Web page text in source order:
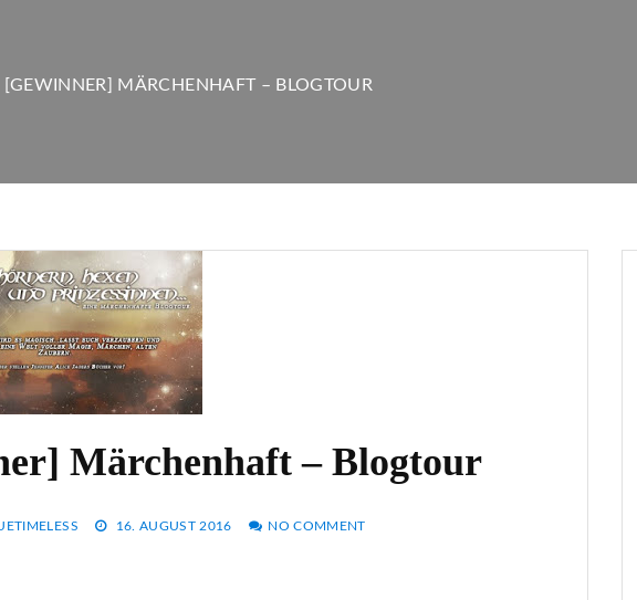
[GEWINNER] MÄRCHENHAFT – BLOGTOUR
Märchenhaft – Blogtour
16. AUGUST 2016 NO COMMENT